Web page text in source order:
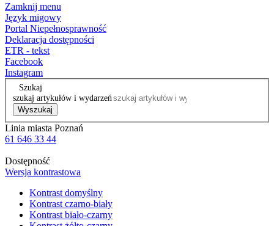
Zamknij menu
Język migowy
Portal Niepełnosprawność
Deklaracja dostępności
ETR - tekst
Facebook
Instagram
Szukaj
szukaj artykułów i wydarzeń
Wyszukaj
Linia miasta Poznań
61 646 33 44
Dostępność
Wersja kontrastowa
Kontrast domyślny
Kontrast czarno-biały
Kontrast biało-czarny